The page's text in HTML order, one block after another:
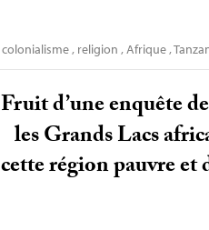
colonialisme, religion ,Afrique,
Fruit d’une enquête
les Grands Lacs
cette région pauvre et